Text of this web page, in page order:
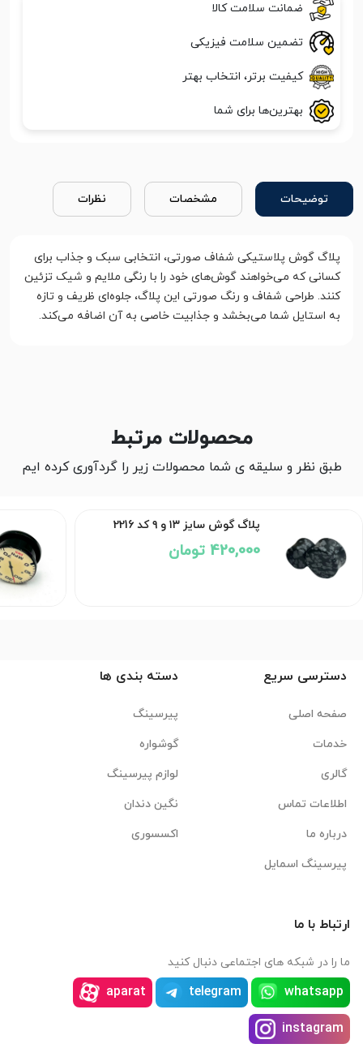
ضمانت سلامت کالا
تضمین سلامت فیزیکی
کیفیت برتر، انتخاب بهتر
بهترین‌ها برای شما
توضیحات مشخصات نظرات
پلاگ گوش پلاستیکی شفاف صورتی، انتخابی سبک و جذاب برای
کسانی که می‌خواهند گوش‌های خود را با رنگی ملایم و شیک تزئین
کنند. طراحی شفاف و رنگ صورتی این پلاگ، جلوه‌ای ظریف و تازه
به استایل شما می‌بخشد و جذابیت خاصی به آن اضافه می‌کند.
محصولات مرتبط
طبق نظر و سلیقه ی شما محصولات زیر را گردآوری کرده ایم
پلاگ گوش سایز ۱۳ و ۹ کد 2216
420,000 تومان
دسترسی سریع
صفحه اصلی
خدمات
گالری
اطلاعات تماس
درباره ما
پیرسینگ اسمایل
دسته بندی ها
پیرسینگ
گوشواره
لوازم پیرسینگ
نگین دندان
اکسسوری
ارتباط با ما
ما را در شبکه های اجتماعی دنبال کنید
whatsapp
telegram
aparat
instagram